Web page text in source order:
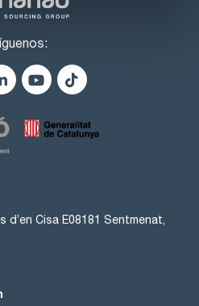
d’en Cisa E08181 Sentmenat,